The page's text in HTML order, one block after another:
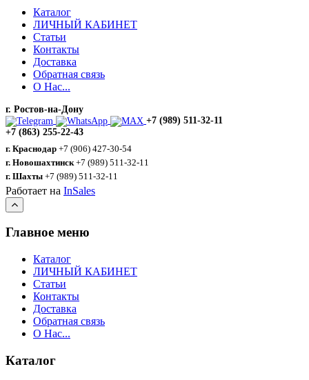
Каталог
ЛИЧНЫЙ КАБИНЕТ
Статьи
Контакты
Доставка
Обратная связь
О Нас...
г. Ростов-на-Дону
+7 (989) 511-32-11
+7 (863) 255-22-43
г. Краснодар +7 (906) 427-30-54
г. Новошахтинск +7 (989) 511-32-11
г. Шахты +7 (989) 511-32-11
Работает на InSales
Главное меню
Каталог
ЛИЧНЫЙ КАБИНЕТ
Статьи
Контакты
Доставка
Обратная связь
О Нас...
Каталог